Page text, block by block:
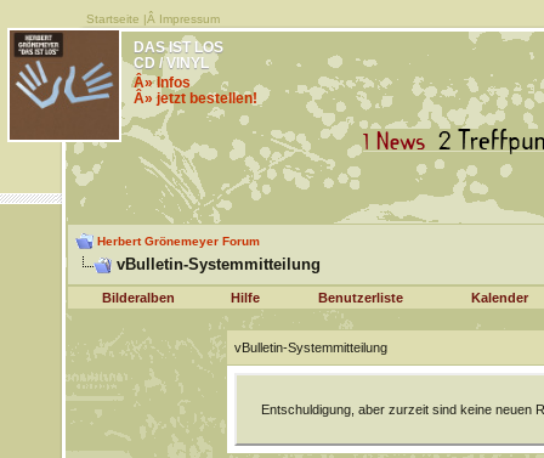
Startseite |Â Impressum
DAS IST LOS
CD / VINYL
Â» Infos
Â» jetzt bestellen!
Herbert Grönemeyer Forum
vBulletin-Systemmitteilung
Bilderalben Hilfe Benutzerliste Kalender
vBulletin-Systemmitteilung
Entschuldigung, aber zurzeit sind keine neuen